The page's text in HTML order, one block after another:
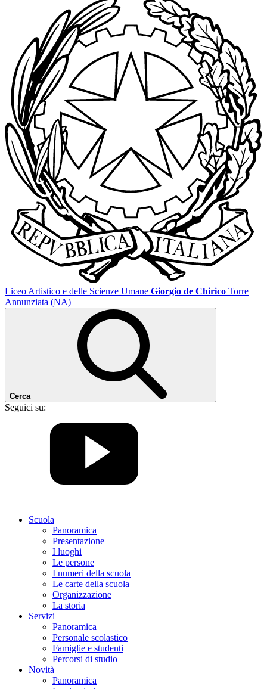
Liceo Artistico e delle Scienze Umane Giorgio de Chirico Torre
Annunziata (NA)
Cerca
Seguici su:
Scuola
Panoramica
Presentazione
I luoghi
Le persone
I numeri della scuola
Le carte della scuola
Organizzazione
La storia
Servizi
Panoramica
Personale scolastico
Famiglie e studenti
Percorsi di studio
Novità
Panoramica